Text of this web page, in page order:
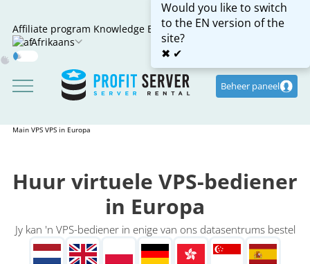
Affiliate program Knowledge Base
Afrikaans
Would you like to switch
to the EN version of the
site?
✖ ✔
Mode
Beheer paneel
Main VPS VPS in Europa
Huur virtuele VPS-bediener
in Europa
Jy kan 'n VPS-bediener in enige van ons datasentrums bestel